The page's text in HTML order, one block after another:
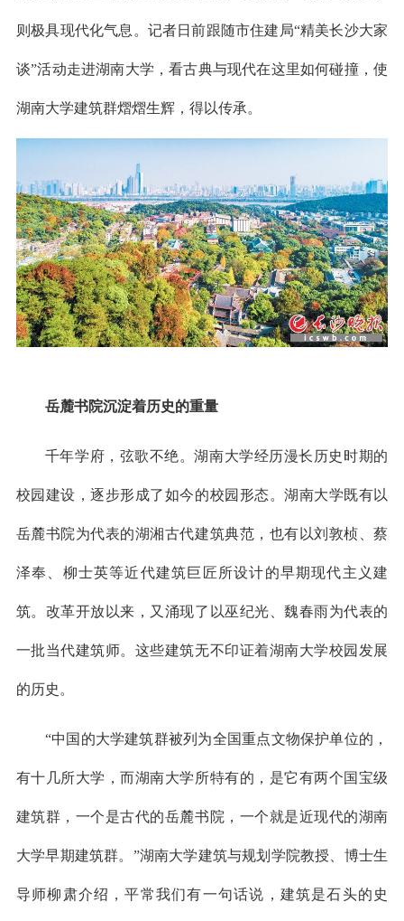
则极具现代化气息。记者日前跟随市住建局“精美长沙大家
谈”活动走进湖南大学，看古典与现代在这里如何碰撞，使
湖南大学建筑群熠熠生辉，得以传承。
岳麓书院沉淀着历史的重量
千年学府，弦歌不绝。湖南大学经历漫长历史时期的
校园建设，逐步形成了如今的校园形态。湖南大学既有以
岳麓书院为代表的湖湘古代建筑典范，也有以刘敦桢、蔡
泽奉、柳士英等近代建筑巨匠所设计的早期现代主义建
筑。改革开放以来，又涌现了以巫纪光、魏春雨为代表的
一批当代建筑师。这些建筑无不印证着湖南大学校园发展
的历史。
“中国的大学建筑群被列为全国重点文物保护单位的，
有十几所大学，而湖南大学所特有的，是它有两个国宝级
建筑群，一个是古代的岳麓书院，一个就是近现代的湖南
大学早期建筑群。”湖南大学建筑与规划学院教授、博士生
导师柳肃介绍，平常我们有一句话说，建筑是石头的史